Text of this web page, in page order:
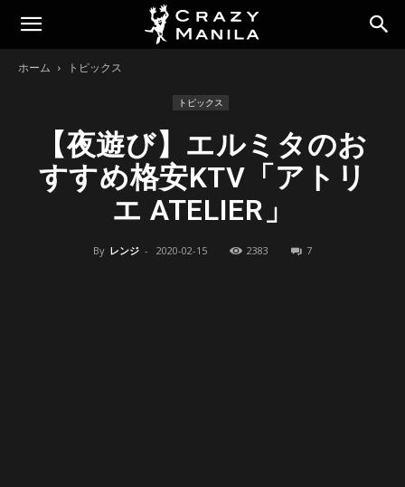
ホーム トピックス
トピックス
【夜遊び】エルミタのお
すすめ格安KTV「アトリ
エ ATELIER」
By レンジ - 2020-02-15 2383 7